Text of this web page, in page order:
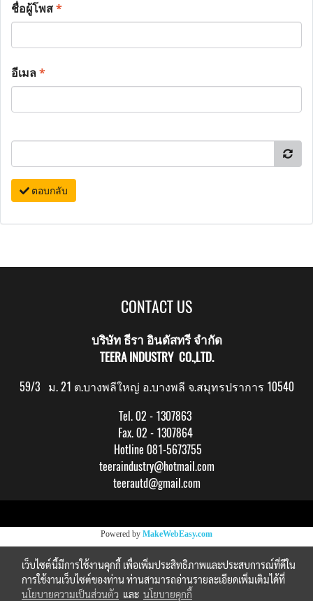
ชื่อผู้โพส*
อีเมล*
ตอบกลับ
CONTACT US
บริษัท ธีรา อินดัสทรี จำกัด
TEERA INDUSTRY CO.,LTD.
59/3 ม. 21 ต.บางพลีใหญ่ อ.บางพลี จ.สมุทรปราการ 10540
Tel. 02 - 1307863
Fax. 02 - 1307864
Hotline 081-5673755
teeraindustry@hotmail.com
teerautd@gmail.com
Powered by MakeWebEasy.com
เว็บไซต์นี้มีการใช้งานคุกกี้ เพื่อเพิ่มประสิทธิภาพและประสบการณ์ที่ดีใน
การใช้งานเว็บไซต์ของท่าน ท่านสามารถอ่านรายละเอียดเพิ่มเติมได้ที่
นโยบายความเป็นส่วนตัว และ นโยบายคุกกี้